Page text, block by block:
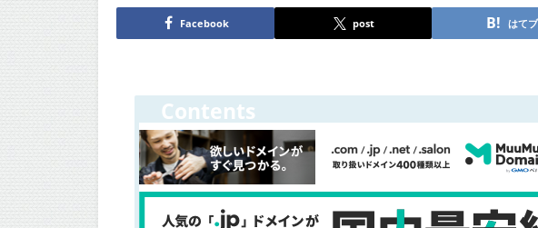
Facebook post はてブ
Contents